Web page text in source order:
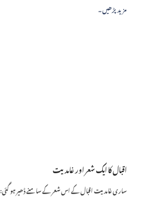
.. مزید پڑھیں
اقبال کا ایک شعر اور غامدیت
ساری غامدیت اقبال کے اس شعر کے سامنے ڈھیر ہو